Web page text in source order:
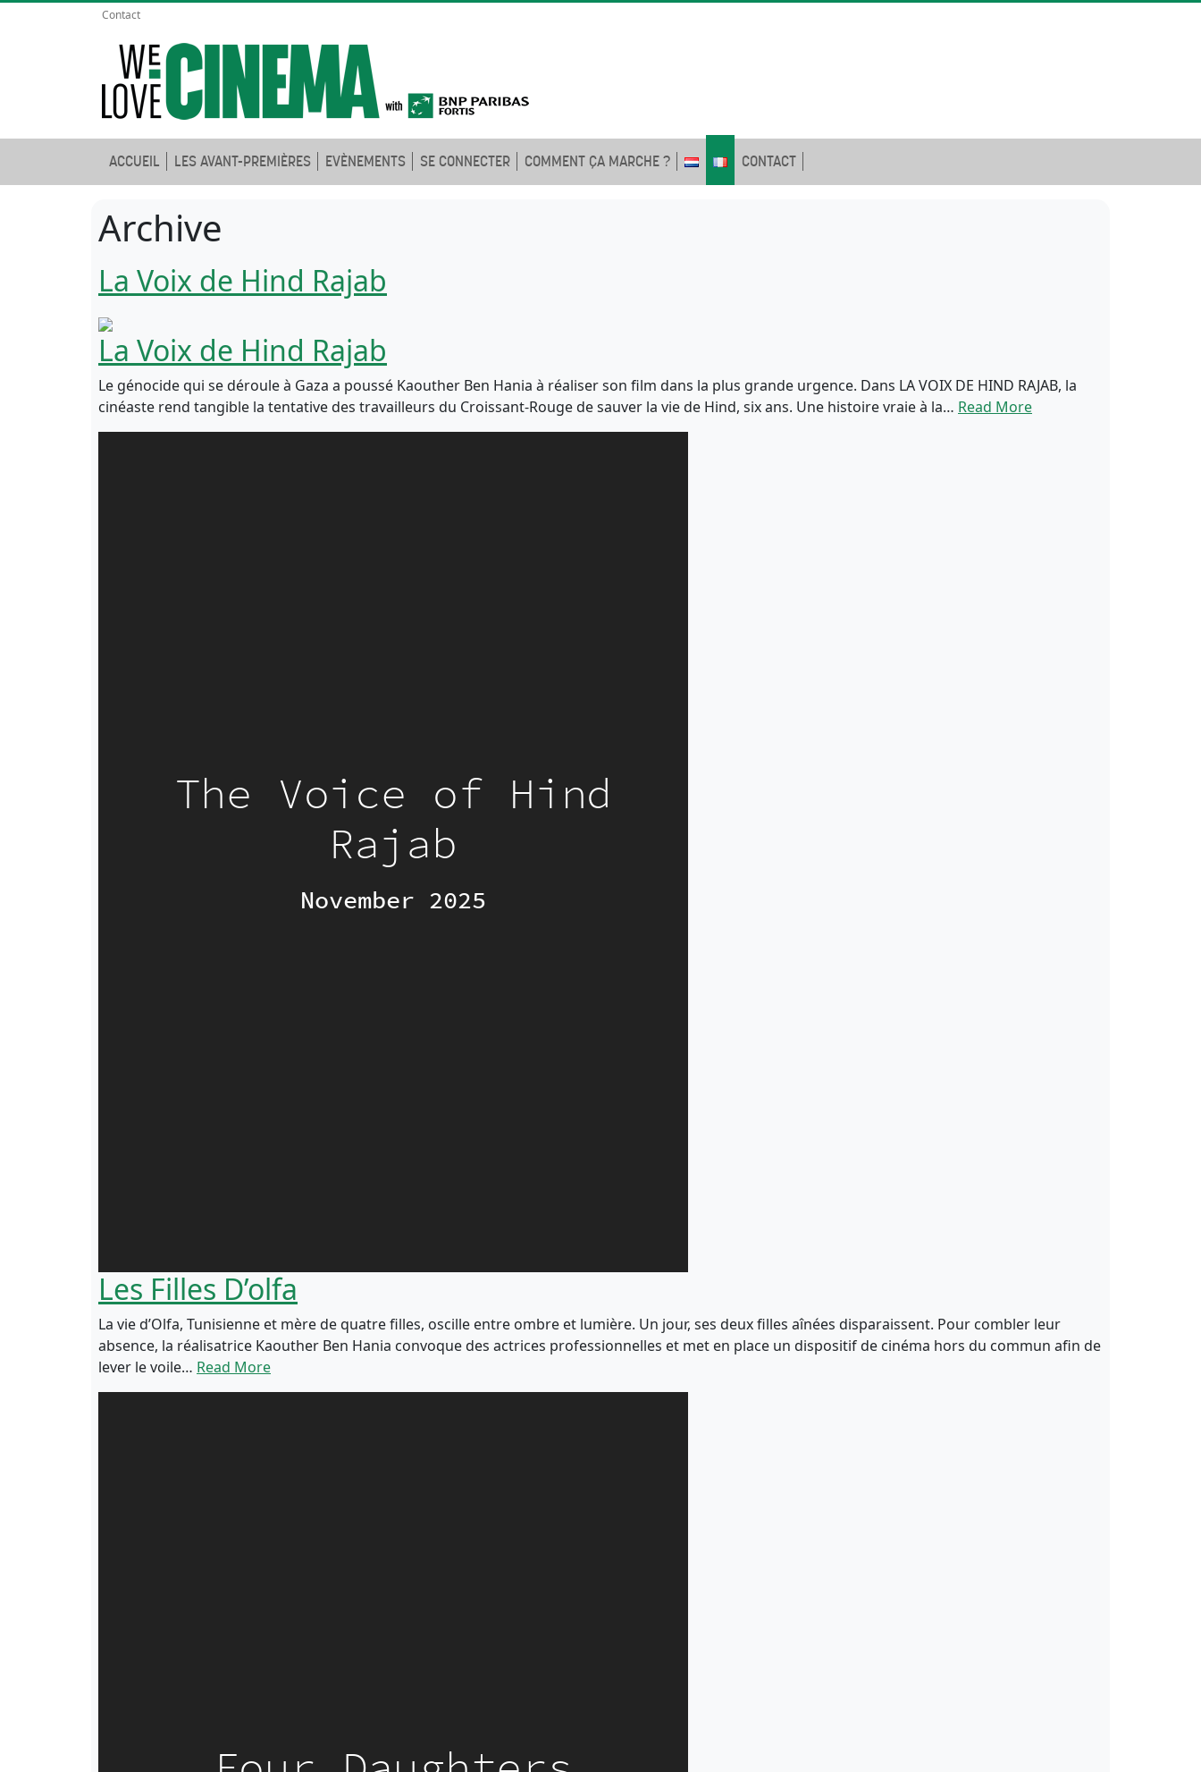
Contact
ACCUEIL LES AVANT-PREMIÈRES EVÈNEMENTS SE CONNECTER COMMENT ÇA MARCHE ? CONTACT
Archive
La Voix de Hind Rajab
La Voix de Hind Rajab
Le génocide qui se déroule à Gaza a poussé Kaouther Ben Hania à réaliser son film dans la plus grande urgence. Dans LA VOIX DE HIND RAJAB, la
cinéaste rend tangible la tentative des travailleurs du Croissant-Rouge de sauver la vie de Hind, six ans. Une histoire vraie à la… Read More
Les Filles D’olfa
La vie d’Olfa, Tunisienne et mère de quatre filles, oscille entre ombre et lumière. Un jour, ses deux filles aînées disparaissent. Pour combler leur
absence, la réalisatrice Kaouther Ben Hania convoque des actrices professionnelles et met en place un dispositif de cinéma hors du commun afin de
lever le voile… Read More